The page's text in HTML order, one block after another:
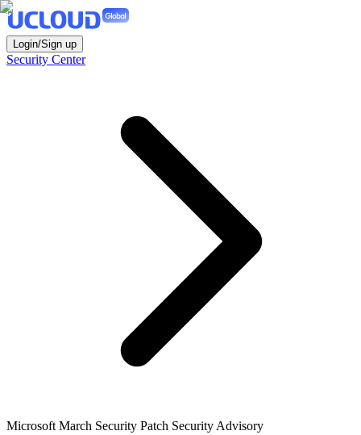
Login/Sign up
Security Center
Microsoft March Security Patch Security Advisory